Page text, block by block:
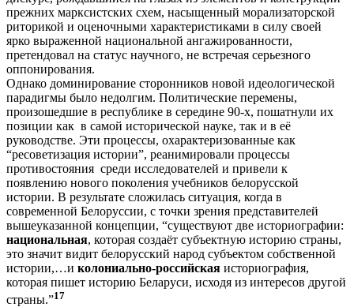
прежних марксистских схем, насыщенный морализаторской
риторикой и оценочными характеристиками в силу своей
ярко выраженной национальной ангажированности,
претендовал на статус научного, не встречая серьезного
оппонирования.
Однако доминирование сторонников новой идеологической
парадигмы было недолгим. Политические перемены,
произошедшие в республике в середине 90-х, пошатнули их
позиции как в самой исторической науке, так и в её
руководстве. Эти процессы, охарактеризованные как
“ресоветизация истории”, реанимировали процессы
противостояния среди исследователей и привели к
появлению нового поколения учебников белорусской
истории. В результате сложилась ситуация, когда в
современной Белоруссии, с точки зрения представителей
вышеуказанной концепции, “существуют две историографии:
национальная, которая создаёт субъектную историю страны,
это значит видит белорусский народ субъектом собственной
истории,…и колониально-российская историография,
которая пишет историю Беларуси, исходя из интересов другой
страны.”17